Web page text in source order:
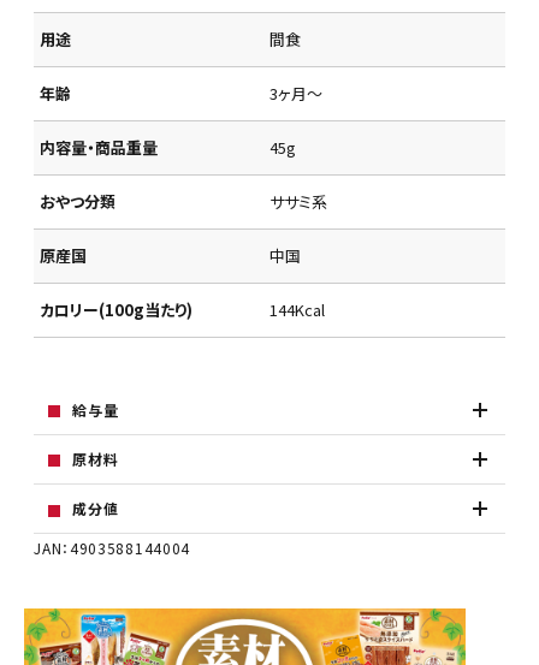
用途 間食
年齢 3ヶ月～
内容量・商品重量 45g
おやつ分類 ササミ系
原産国 中国
カロリー(100g当たり) 144Kcal
給与量
原材料
成分値
JAN：4903588144004